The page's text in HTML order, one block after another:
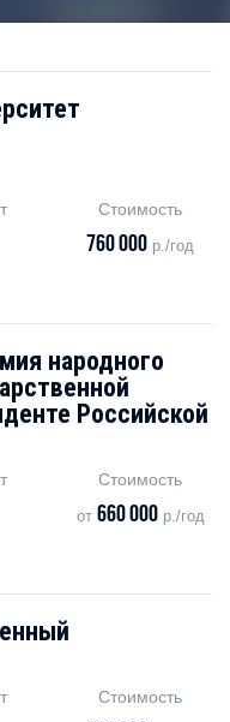
Стоимость
760 000 р./год
народного
Российской
Стоимость
от 660 000р./год
Стоимость